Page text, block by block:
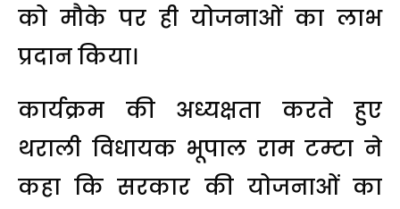
को मौके पर ही योजनाओं का लाभ
प्रदान किया।
कार्यक्रम की अध्यक्षता करते हुए
थराली विधायक भूपाल राम टम्टा ने
कहा कि सरकार की योजनाओं का